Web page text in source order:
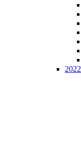
2022